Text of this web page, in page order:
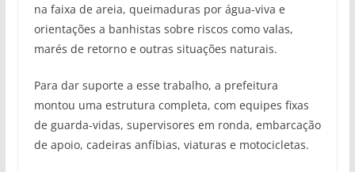
na faixa de areia, queimaduras por água-viva e
orientações a banhistas sobre riscos como valas,
marés de retorno e outras situações naturais.
Para dar suporte a esse trabalho, a prefeitura
montou uma estrutura completa, com equipes fixas
de guarda-vidas, supervisores em ronda, embarcação
de apoio, cadeiras anfíbias, viaturas e motocicletas.